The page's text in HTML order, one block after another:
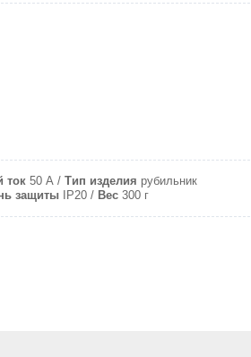
ток 50 A Тип изделия рубильник
защиты IP20 Вес 300 г